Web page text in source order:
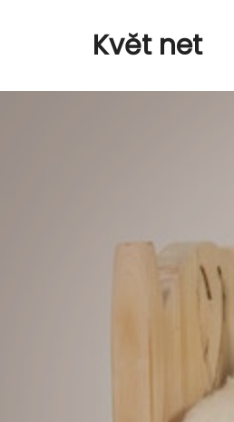
Květ net